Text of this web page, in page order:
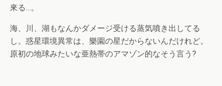
來る…。
海、川、湖もなんかダメージ受ける蒸気噴き出してる
し。惑星環境異常は、樂園の星だからないんだけれど。
原初の地球みたいな亜熱帯のアマゾン的なそう言う?